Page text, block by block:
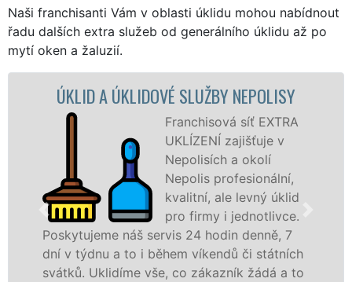
Naši franchisanti Vám v oblasti úklidu mohou nabídnout
řadu dalších extra služeb od generálního úklidu až po
mytí oken a žaluzií.
SLUŽBY NEPOLISY
Franchisová síť EXTRA
UKLÍZENÍ zajišťuje v
Nepolisích a okolí
Nepolis profesionální,
kvalitní, ale levný úklid
pro firmy i jednotlivce.
servis 24 hodin denně, 7
během víkendů či státních
vše, co zákazník žádá a to
ÚKLIDOVÁ
nabízíme pro
státní podniky,